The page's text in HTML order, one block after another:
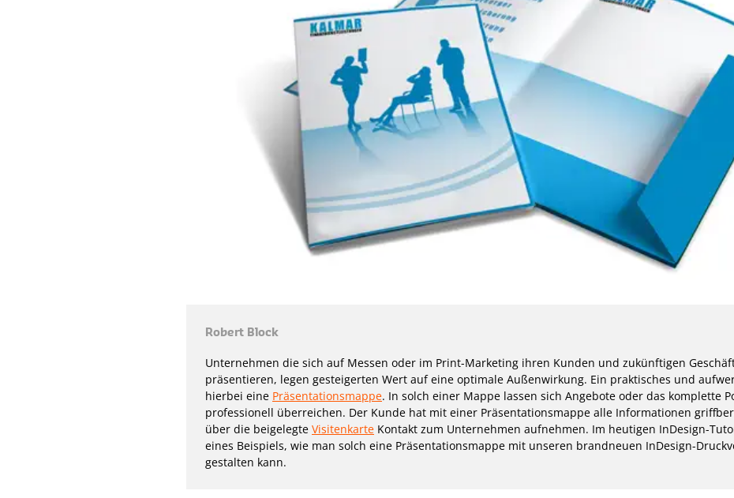
Robert Block
Unternehmen die sich auf Messen oder im Print-Marketing ihren Kunden und zukünftigen
präsentieren, legen gesteigerten Wert auf eine optimale Außenwirkung. Ein praktisches und
hierbei eine Präsentationsmappe. In solch einer Mappe lassen sich Angebote oder das komplette
professionell überreichen. Der Kunde hat mit einer Präsentationsmappe alle Informationen
über die beigelegte Visitenkarte Kontakt zum Unternehmen aufnehmen. Im heutigen InDesign-
eines Beispiels, wie man solch eine Präsentationsmappe mit unseren brandneuen InDesign-
gestalten kann.